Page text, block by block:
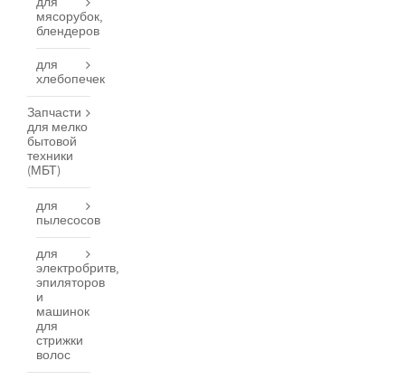
мясорубок,
блендеров
для
хлебопечек
Запчасти
для мелко
бытовой
техники
(МБТ)
для
пылесосов
для
электробритв,
эпиляторов
и
машинок
для
стрижки
волос